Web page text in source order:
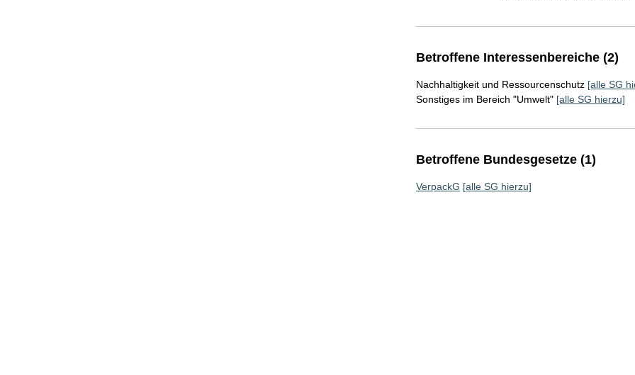
Betroffene Interessenbereiche (2)
Nachhaltigkeit und Ressourcenschutz [alle SG
Sonstiges im Bereich "Umwelt" [alle SG hierzu]
Betroffene Bundesgesetze (1)
VerpackG [alle SG hierzu]